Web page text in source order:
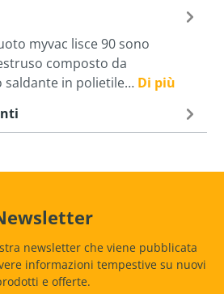
myvac lisce 90 sono
composto da
saldante in polietile… Di più
newsletter che viene pubblicata
informazioni tempestive su nuovi
e offerte.